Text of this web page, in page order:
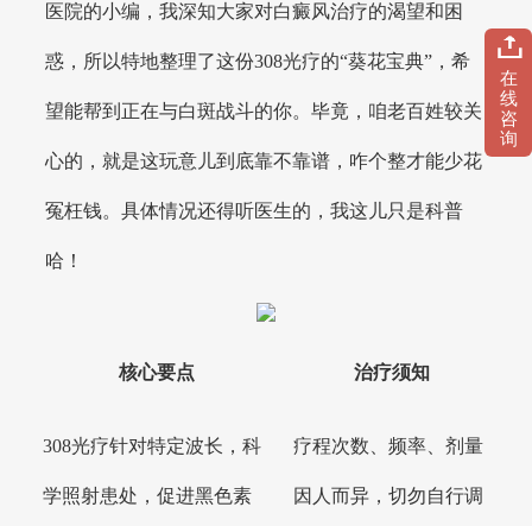
医院的小编，我深知大家对白癜风治疗的渴望和困
惑，所以特地整理了这份308光疗的“葵花宝典”，希
望能帮到正在与白斑战斗的你。毕竟，咱老百姓较关
心的，就是这玩意儿到底靠不靠谱，咋个整才能少花
冤枉钱。具体情况还得听医生的，我这儿只是科普
哈！
核心要点 治疗须知
308光疗针对特定波长，科
学照射患处，促进黑色素
疗程次数、频率、剂量
因人而异，切勿自行调
在
线
咨
询